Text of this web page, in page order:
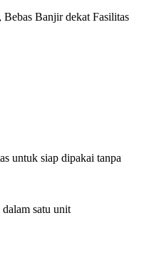
Bebas Banjir dekat Fasilitas
untuk siap dipakai tanpa
satu unit